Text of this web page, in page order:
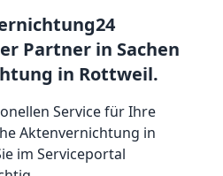
Partner in Sachen
in Rottweil.
Service für Ihre
Aktenvernichtung in
im Serviceportal